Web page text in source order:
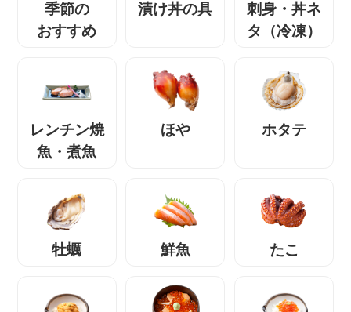
季節の
おすすめ
漬け丼の具
刺身・丼ネ
タ（冷凍）
レンチン焼
魚・煮魚
ほや ホタテ
牡蠣 鮮魚 たこ